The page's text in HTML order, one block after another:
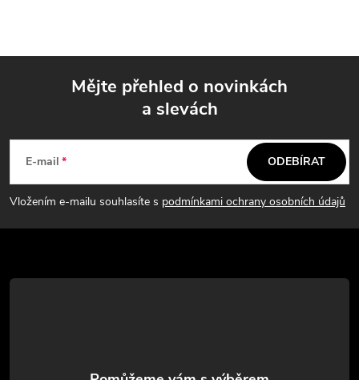
p
a
t
Mějte přehled o novinkách
a slevách
E-mail
Vložením e-mailu souhlasíte s podmínkami ochrany osobních údajů
ODEBÍRAT